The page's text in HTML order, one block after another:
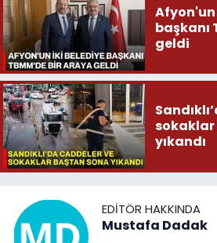
başkanı
geldi
yıkandı
EDITÖR HAKKINDA
Mustafa Dadak